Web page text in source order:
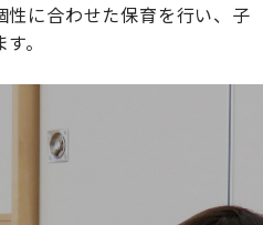
に合わせた保育を行い、子
。